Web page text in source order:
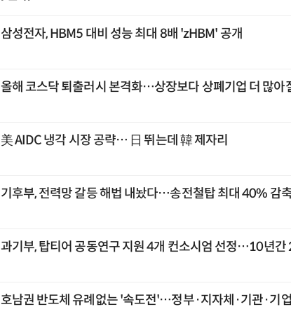
삼성전자, HBM5 대비 성능 최대 8배 'zHBM' 공개
올해 코스닥 퇴출러시 본격화…상장보다 상폐기업 더 많아
美 AIDC 냉각 시장 공략… 日 뛰는데 韓 제자리
기후부, 전력망 갈등 해법 내놨다…송전철탑 최대 40% 감
과기부, 탑티어 공동연구 지원 4개 컨소시엄 선정…10년간
호남권 반도체 유례없는 '속도전'…정부·지자체·기관·기